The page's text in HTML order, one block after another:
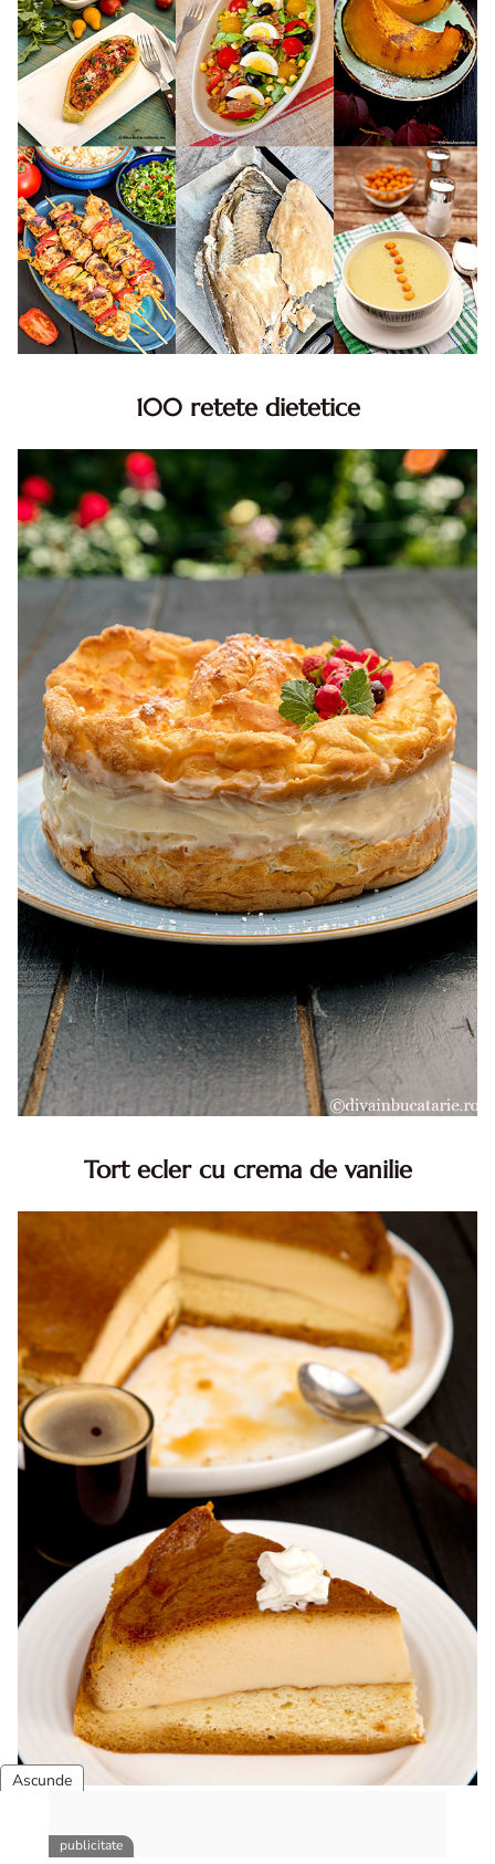
100 retete dietetice
dietetice. Idei retete dietetice. 100 Retete mancare
pentru dieta.
Tort ecler cu crema de vanilie
Reteta tort ecler. Tort ecler cu crema vanilie. Reteta
Karpatka